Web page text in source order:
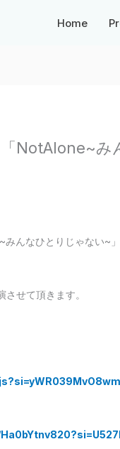
Home
NotAlone~み
んなひとりじゃない~
せて頂きます。